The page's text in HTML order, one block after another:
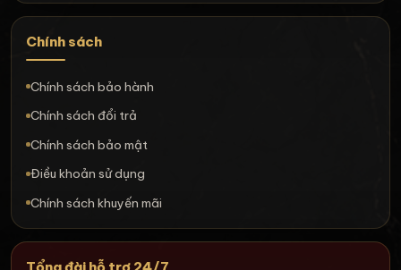
Chính sách
Chính sách bảo hành
Chính sách đổi trả
Chính sách bảo mật
Điều khoản sử dụng
Chính sách khuyến mãi
Tổng đài hỗ trợ 24/7